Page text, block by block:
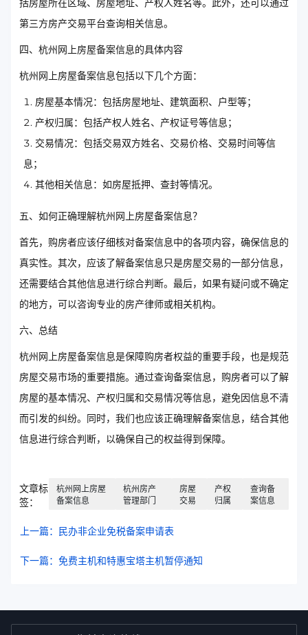
括房屋所在区域、房屋地址、产权人姓名等。此外，还可以通过
第三方房产交易平台查询相关信息。
四、杭州网上房屋备案信息的具体内容
杭州网上房屋备案信息包括以下几个方面：
房屋基本情况：包括房屋地址、建筑面积、户型等；
产权归属：包括产权人姓名、产权证号等信息；
交易情况：包括交易双方姓名、交易价格、交易时间等信
息；
其他相关信息：如房屋抵押、查封等情况。
五、如何正确理解杭州网上房屋备案信息？
首先，购房者应该仔细核对备案信息中的各项内容，确保信息的
真实性。其次，应该了解备案信息只是房屋交易的一部分信息，
还需要结合其他信息进行综合判断。最后，如果有疑问或不确定
的地方，可以咨询专业的房产律师或相关机构。
六、总结
杭州网上房屋备案信息是保障购房者权益的重要手段，也是规范
房屋交易市场的重要措施。通过查询备案信息，购房者可以了解
房屋的基本情况、产权归属和交易情况等信息，避免因信息不清
而引发的纠纷。同时，我们也应该正确理解备案信息，结合其他
信息进行综合判断，以确保自己的权益得到保障。
文章标
签：
杭州网上房屋
备案信息
杭州房产
管理部门
房屋
交易
产权
归属
查询备
案信息
上一篇：民办非企业免税备案申请表
下一篇：免费主机和特惠宝塔主机暂停通知